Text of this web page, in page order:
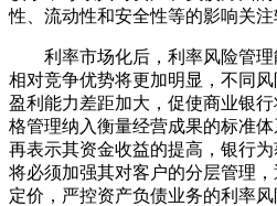
性、流动性和安全性等的影响关注
利率市场化后，利率风险管理
相对竞争优势将更加明显，不同
盈利能力差距加大，促使商业银
格管理纳入衡量经营成果的标准
再表示其资金收益的提高，银行为
将必须加强其对客户的分层管理
定价，严控资产负债业务的利率风